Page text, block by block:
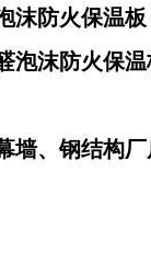
沫防火保温板
泡沫防火保温
墙、钢结构